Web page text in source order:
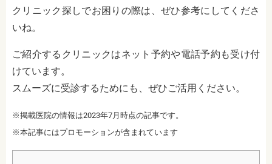
クリニック探しでお困りの際は、ぜひ参考にしてくださ
いね。
ご紹介するクリニックはネット予約や電話予約も受け付
けています。
スムーズに受診するためにも、ぜひご活用ください。
※掲載医院の情報は2023年7月時点の記事です。
※本記事にはプロモーションが含まれています